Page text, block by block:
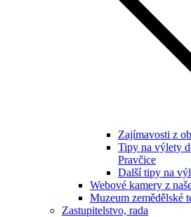
Zajímavosti z
Tipy na výlety
Pravčice
Další tipy na
Webové kamery z
Muzeum zemědělské
Zastupitelstvo, rada